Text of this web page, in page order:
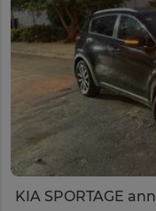
KIA SPORTAGE